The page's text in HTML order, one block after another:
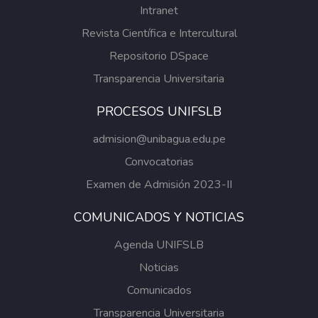
Intranet
Revista Científica e Intercultural
Repositorio DSpace
Transparencia Universitaria
PROCESOS UNIFSLB
admision@unibagua.edu.pe
Convocatorias
Examen de Admisión 2023-II
COMUNICADOS Y NOTICIAS
Agenda UNIFSLB
Noticias
Comunicados
Transparencia Universitaria